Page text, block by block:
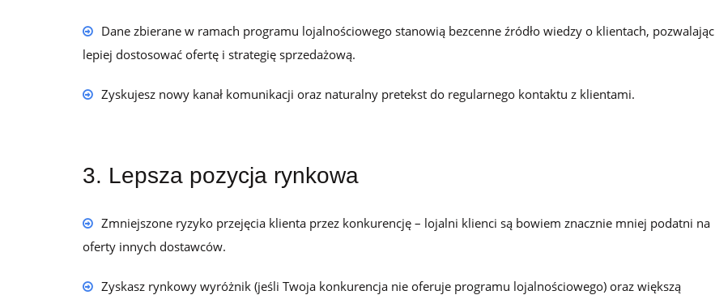
Dane zbierane w ramach programu lojalnościowego stanowią bezcenne źródło wiedzy o klientach, pozwalając
lepiej dostosować ofertę i strategię sprzedażową.
Zyskujesz nowy kanał komunikacji oraz naturalny pretekst do regularnego kontaktu z klientami.
3. Lepsza pozycja rynkowa
Zmniejszone ryzyko przejęcia klienta przez konkurencję – lojalni klienci są bowiem znacznie mniej podatni na
oferty innych dostawców.
Zyskasz rynkowy wyróżnik (jeśli Twoja konkurencja nie oferuje programu lojalnościowego) oraz większą